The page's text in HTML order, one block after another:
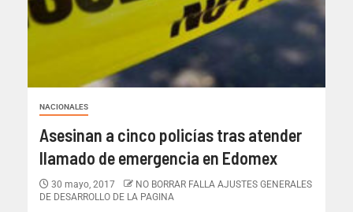
NACIONALES
Asesinan a cinco policías tras atender
llamado de emergencia en Edomex
30 mayo, 2017
NO BORRAR FALLA AJUSTES GENERALES
DE DESARROLLO DE LA PAGINA